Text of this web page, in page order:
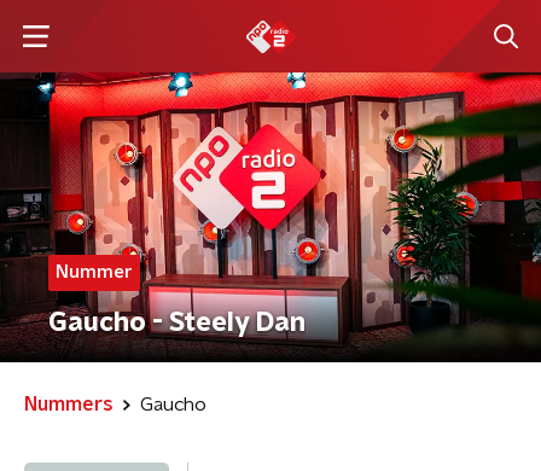
Nummer
Gaucho - Steely Dan
Nummers Gaucho